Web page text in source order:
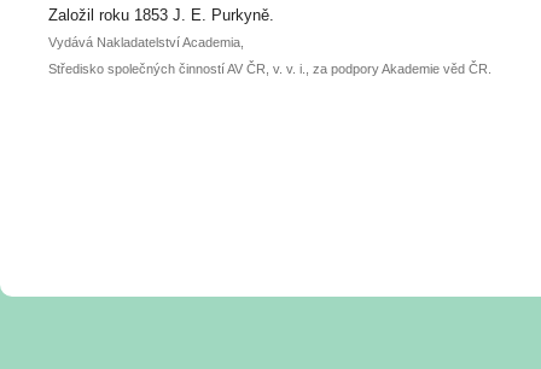
posteru je už 30. června.
Založil roku 1853 J. E. Purkyně.
Vydává Nakladatelství Academia,
Středisko společných činností AV ČR, v. v. i., za podpory Akademie věd ČR.